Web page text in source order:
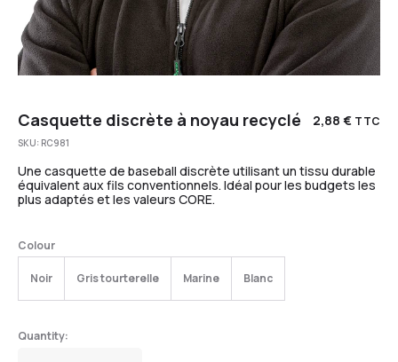
Casquette discrète à noyau recyclé 2,88 € TTC
SKU: RC981
Une casquette de baseball discrète utilisant un tissu durable
équivalent aux fils conventionnels. Idéal pour les budgets les
plus adaptés et les valeurs CORE.
Colour
Noir Gris tourterelle Marine Blanc